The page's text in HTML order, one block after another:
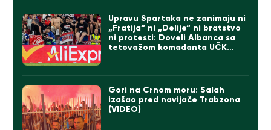
Upravu Spartaka ne zanimaju ni
„Fratija“ ni „Delije“ ni bratstvo
ni protesti: Doveli Albanca sa
tetovažom komadanta UČK
Gori na Crnom moru: Salah
izašao pred navijače Trabzona
(VIDEO)